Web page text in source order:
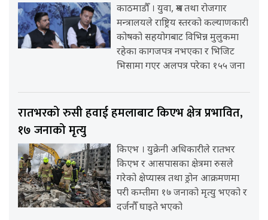
काठमाडौँ । युवा, श्रम तथा रोजगार
मन्त्रालयले राष्ट्रिय स्तरको कल्याणकारी
कोषको सहयोगबाट विभिन्न मुलुकमा
रहेका कागजपत्र नभएका र भिजिट
भिसामा गएर अलपत्र परेका १५५ जना
रातभरको रुसी हवाई हमलाबाट किएभ क्षेत्र प्रभावित,
१७ जनाको मृत्यु
किएभ । युक्रेनी अधिकारीले रातभर
किएभ र आसपासका क्षेत्रमा रुसले
गरेको क्षेप्यास्त्र तथा ड्रोन आक्रमणमा
परी कम्तीमा १७ जनाको मृत्यु भएको र
दर्जनौँ घाइते भएको